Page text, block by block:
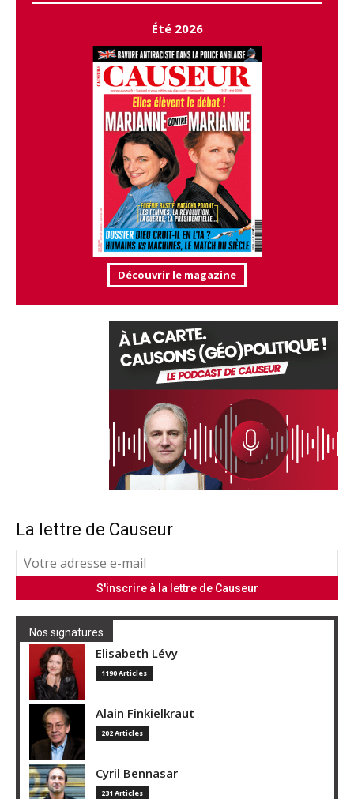
Été 2026
Découvrir le magazine
La lettre de Causeur
Nos signatures
Elisabeth Lévy
1190 Articles
Alain Finkielkraut
202 Articles
Cyril Bennasar
231 Articles